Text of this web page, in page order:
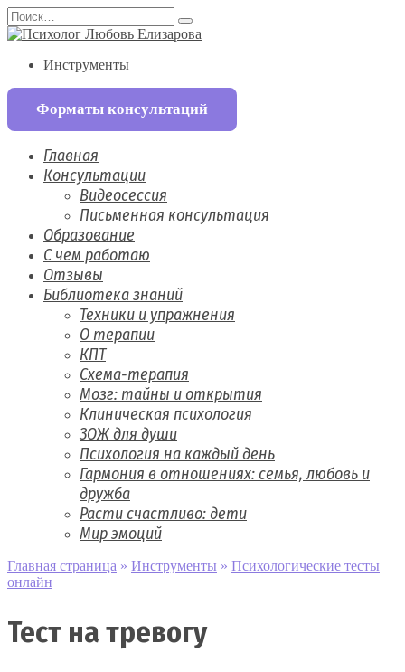
Перейти
к
Search
for:
Инструменты
Форматы консультаций
Главная
Консультации
Видеосессия
Письменная консультация
Образование
С чем работаю
Отзывы
Библиотека знаний
Техники и упражнения
О терапии
КПТ
Схема-терапия
Мозг: тайны и открытия
Клиническая психология
ЗОЖ для души
Психология на каждый день
Гармония в отношениях: семья, любовь и
дружба
Расти счастливо: дети
Мир эмоций
Главная страница » Инструменты » Психологические тесты
онлайн
Тест на тревогу